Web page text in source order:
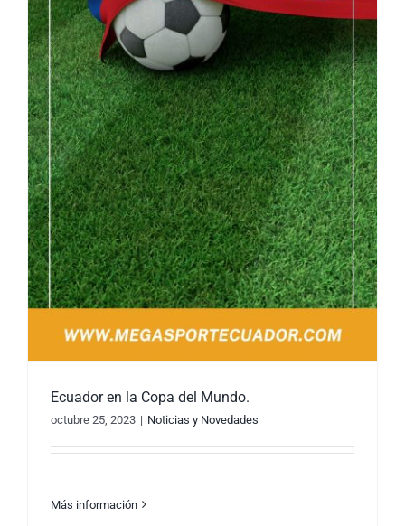
Ecuador en la Copa del Mundo.
octubre 25, 2023 | Noticias y Novedades
Más información